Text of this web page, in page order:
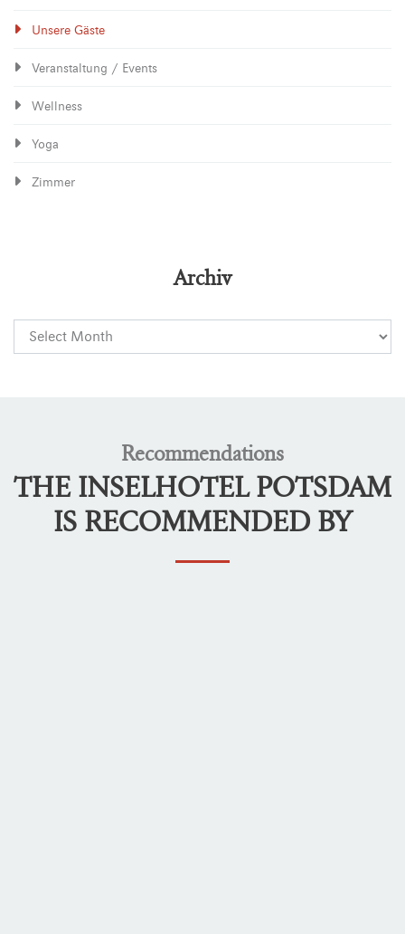
Unsere Gäste
Veranstaltung / Events
Wellness
Yoga
Zimmer
Archiv
Recommendations
THE INSELHOTEL POTSDAM
IS RECOMMENDED BY